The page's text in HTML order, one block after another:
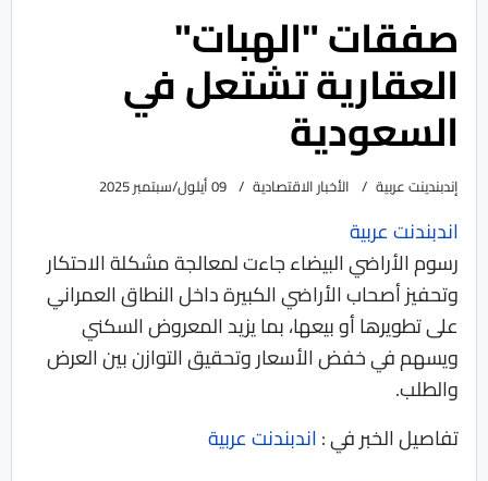
صفقات "الهبات"
العقارية تشتعل في
السعودية
إندبندينت عربية الأخبار الاقتصادية 09 أيلول/سبتمبر 2025
اندبندنت عربية
رسوم الأراضي البيضاء جاءت لمعالجة مشكلة الاحتكار
وتحفيز أصحاب الأراضي الكبيرة داخل النطاق العمراني
على تطويرها أو بيعها، بما يزيد المعروض السكني
ويسهم في خفض الأسعار وتحقيق التوازن بين العرض
والطلب.
تفاصيل الخبر في :اندبندنت عربية